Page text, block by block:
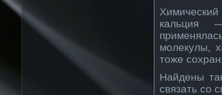
кальция
молекулы,
тоже
Найдены
связать со